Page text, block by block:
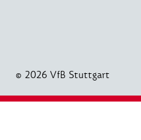
© 2026 VfB Stuttgart